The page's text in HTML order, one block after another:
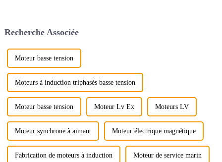
considérablement améliorer la
Recherche Associée
Moteur basse tension
Moteurs à induction triphasés basse tension
Moteur basse tension Moteur Lv Ex Moteurs LV
Moteur synchrone à aimant Moteur électrique magnétique
Fabrication de moteurs à induction Moteur de service marin